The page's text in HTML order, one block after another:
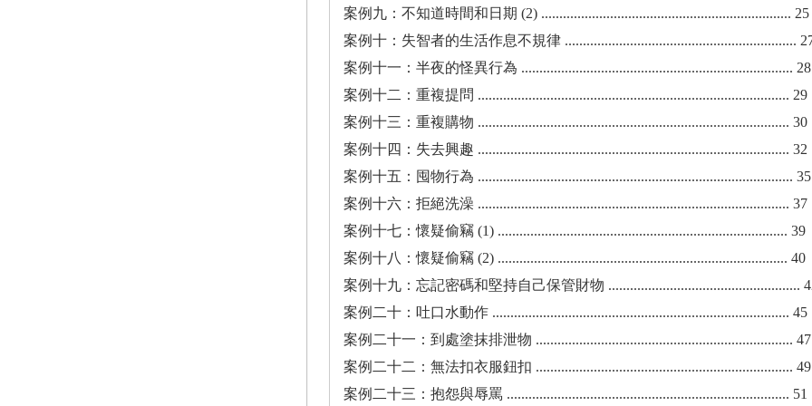
案例九：不知道時間和日期 (2) ..................................................................... 25
案例十：失智者的生活作息不規律 ................................................................
案例十一：半夜的怪異行為 ........................................................................... 28
案例十二：重複提問 ...................................................................................... 29
案例十三：重複購物 ...................................................................................... 30
案例十四：失去興趣 ...................................................................................... 32
案例十五：囤物行為 ....................................................................................... 35
案例十六：拒絕洗澡 ...................................................................................... 37
案例十七：懷疑偷竊 (1) ................................................................................ 39
案例十八：懷疑偷竊 (2) ................................................................................ 40
案例十九：忘記密碼和堅持自己保管財物 .....................................................
案例二十：吐口水動作 .................................................................................. 45
案例二十一：到處塗抹排泄物 ....................................................................... 47
案例二十二：無法扣衣服鈕扣 ....................................................................... 49
案例二十三：抱怨與辱罵 .............................................................................. 51